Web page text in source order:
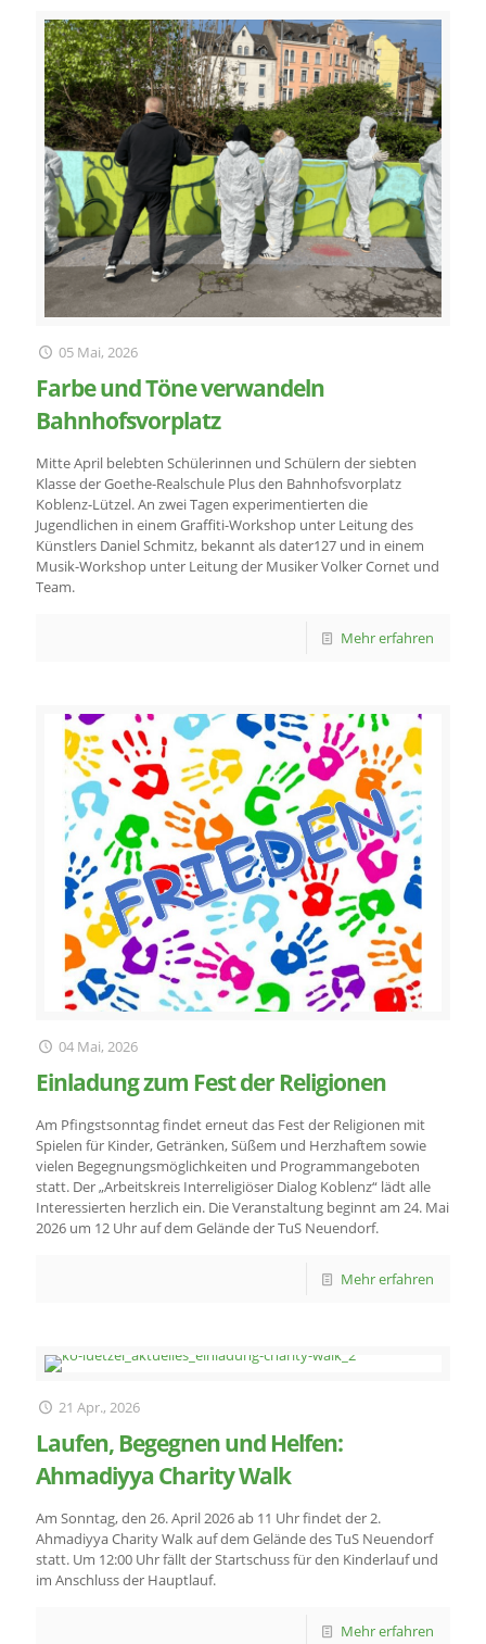
05 Mai, 2026
Farbe und Töne verwandeln
Bahnhofsvorplatz
Mitte April belebten Schülerinnen und Schülern der siebten
Klasse der Goethe-Realschule Plus den Bahnhofsvorplatz
Koblenz-Lützel. An zwei Tagen experimentierten die
Jugendlichen in einem Graffiti-Workshop unter Leitung des
Künstlers Daniel Schmitz, bekannt als dater127 und in einem
Musik-Workshop unter Leitung der Musiker Volker Cornet und
Team.
Mehr erfahren
04 Mai, 2026
Einladung zum Fest der Religionen
Am Pfingstsonntag findet erneut das Fest der Religionen mit
Spielen für Kinder, Getränken, Süßem und Herzhaftem sowie
vielen Begegnungsmöglichkeiten und Programmangeboten
statt. Der „Arbeitskreis Interreligiöser Dialog Koblenz“ lädt alle
Interessierten herzlich ein. Die Veranstaltung beginnt am 24. Mai
2026 um 12 Uhr auf dem Gelände der TuS Neuendorf.
Mehr erfahren
21 Apr., 2026
Laufen, Begegnen und Helfen:
Ahmadiyya Charity Walk
Am Sonntag, den 26. April 2026 ab 11 Uhr findet der 2.
Ahmadiyya Charity Walk auf dem Gelände des TuS Neuendorf
statt. Um 12:00 Uhr fällt der Startschuss für den Kinderlauf und
im Anschluss der Hauptlauf.
Mehr erfahren